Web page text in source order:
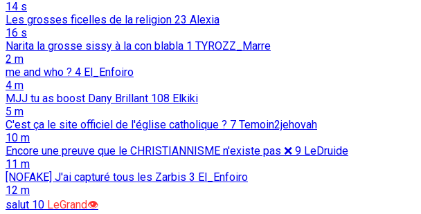
14 s
Les grosses ficelles de la religion 23 Alexia
16 s
Narita la grosse sissy à la con blabla 1 TYROZZ_Marre
2 m
me and who ? 4 El_Enfoiro
4 m
MJJ tu as boost Dany Brillant 108 Elkiki
5 m
C'est ça le site officiel de l'église catholique ? 7 Temoin2jehovah
10 m
Encore une preuve que le CHRISTIANNISME n'existe pas ❌️ 9 LeDruide
11 m
[NOFAKE] J'ai capturé tous les Zarbis 3 El_Enfoiro
12 m
salut 10 LeGrand👁️